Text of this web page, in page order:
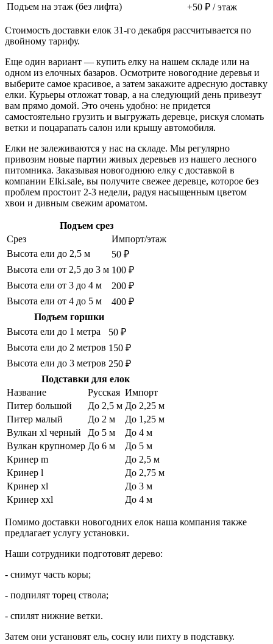
Подъем на этаж (без лифта)
+50 ₽ / этаж
Стоимость доставки елок 31-го декабря рассчитывается по
двойному тарифу.
Еще один вариант — купить елку на нашем складе или на
одном из елочных базаров. Осмотрите новогодние деревья и
выберите самое красивое, а затем закажите адресную доставку
елки. Курьеры отложат товар, а на следующий день привезут
вам прямо домой. Это очень удобно: не придется
самостоятельно грузить и выгружать деревце, рискуя сломать
ветки и поцарапать салон или крышу автомобиля.
Елки не залеживаются у нас на складе. Мы регулярно
привозим новые партии живых деревьев из нашего лесного
питомника. Заказывая новогоднюю елку с доставкой в
компании Elki.sale, вы получите свежее деревце, которое без
проблем простоит 2-3 недели, радуя насыщенным цветом
хвои и дивным свежим ароматом.
Подъем срез
Срез
Импорт/этаж
Высота ели до 2,5 м
50 ₽
Высота ели от 2,5 до 3 м 100 ₽
Высота ели от 3 до 4 м
200 ₽
Высота ели от 4 до 5 м
400 ₽
Подъем горшки
Высота ели до 1 метра
50 ₽
Высота ели до 2 метров 150 ₽
Высота ели до 3 метров 250 ₽
Подставки для елок
Название
Русская Импорт
Питер большой
До 2,5 м До 2,25 м
Питер малый
До 2 м
До 1,25 м
Вулкан xl черный
До 5 м
До 4 м
Вулкан крупномер До 6 м
До 5 м
Кринер m
До 2,5 м
Кринер l
До 2,75 м
Кринер xl
До 3 м
Кринер xxl
До 4 м
Помимо доставки новогодних елок наша компания также
предлагает услугу установки.
Наши сотрудники подготовят дерево:
- снимут часть коры;
- подпилят торец ствола;
- спилят нижние ветки.
Затем они установят ель, сосну или пихту в подставку.